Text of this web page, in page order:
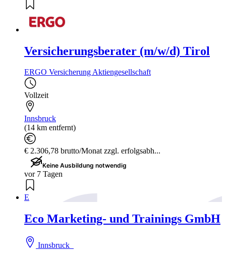
Versicherungsberater (m/w/d) Tirol
ERGO Versicherung Aktiengesellschaft
Vollzeit
Innsbruck
(14 km entfernt)
€ 2.306,78 brutto/Monat zzgl. erfolgsabh...
Keine Ausbildung notwendig
vor 7 Tagen
E
Eco Marketing- und Trainings GmbH
Innsbruck